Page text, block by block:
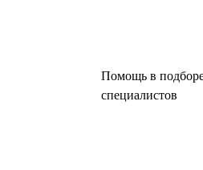
Помощь в
специалистов